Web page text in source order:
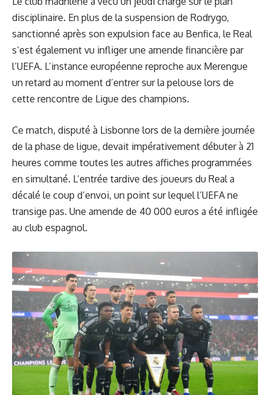
disciplinaire. En plus de la suspension de Rodrygo,
sanctionné après son expulsion face au Benfica, le Real
s’est également vu infliger une amende financière par
l’UEFA. L’instance européenne reproche aux Merengue
un retard au moment d’entrer sur la pelouse lors de
cette rencontre de Ligue des champions.
Ce match, disputé à Lisbonne lors de la dernière journée
de la phase de ligue, devait impérativement débuter à 21
heures comme toutes les autres affiches programmées
en simultané. L’entrée tardive des joueurs du Real a
décalé le coup d’envoi, un point sur lequel l’UEFA ne
transige pas. Une amende de 40 000 euros a été infligée
au club espagnol.